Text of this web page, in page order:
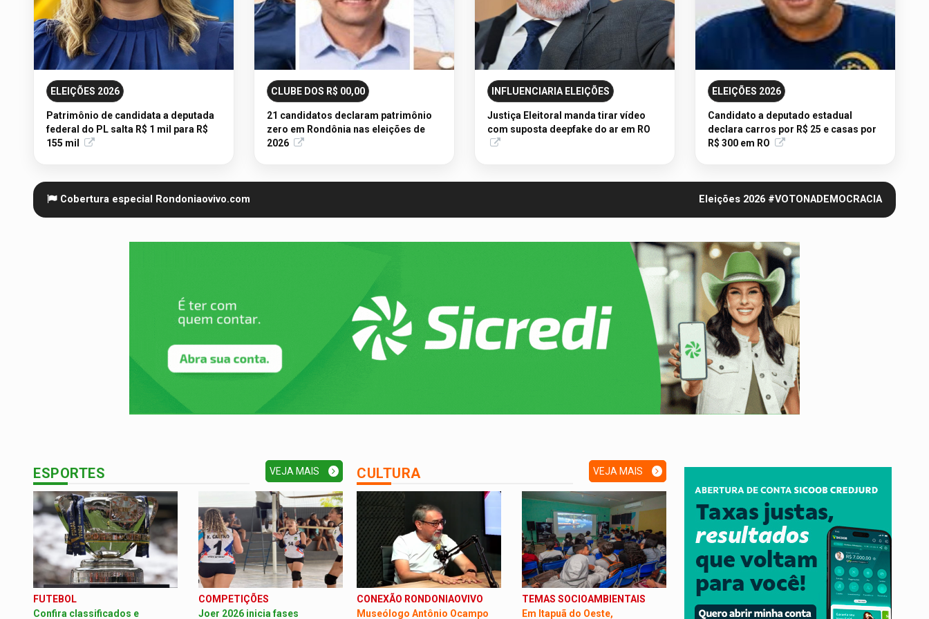
AVISO DE LICITAÇÃO: PREGÃO ELETRÔNICO Nº 90186/2026/SUPEL/RO
07/08/2026 - Publicação Legal
AVISO DE LICITAÇÃO: Pregão Eletrônico Nº 12/2026 - UASG 200095
ELEIÇÕES 2026
Patrimônio de candidata a deputada
federal do PL salta R$ 1 mil para R$
155 mil
CLUBE DOS R$ 00,00
21 candidatos declaram patrimônio
zero em Rondônia nas eleições de
2026
INFLUENCIARIA ELEIÇÕES
Justiça Eleitoral manda tirar vídeo
com suposta deepfake do ar em RO
ELEIÇÕES 2026
Candidato a deputado estadual
declara carros por R$ 25 e casas por
R$ 300 em RO
Cobertura especial Rondoniaovivo.com Eleições 2026 #VOTONADEMOCRACIA
ESPORTES VEJA MAIS
FUTEBOL
Confira classificados e
COMPETIÇÕES
Joer 2026 inicia fases
CULTURA VEJA MAIS
>
CONEXÃO RONDONIAOVIVO
Museólogo Antônio Ocampo
>
TEMAS SOCIOAMBIENTAIS
Em Itapuã do Oeste,